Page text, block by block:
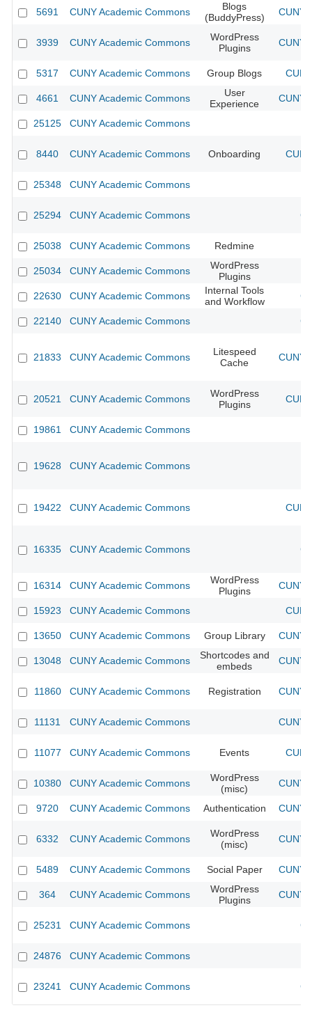
5691 CUNY Academic Commons
Blogs
(BuddyPress)
CUNY
3939 CUNY Academic Commons
WordPress
Plugins
CUNY
5317 CUNY Academic Commons Group Blogs
4661 CUNY Academic Commons
User
Experience
CUNY
25125 CUNY Academic Commons
8440 CUNY Academic Commons Onboarding
25348 CUNY Academic Commons
25294 CUNY Academic Commons
25038 CUNY Academic Commons Redmine
25034 CUNY Academic Commons
WordPress
Plugins
22630
CUNY Academic Commons
Internal Tools
and Workflow
22140 CUNY Academic Commons
21833 CUNY Academic Commons
Litespeed
Cache
CUNY
20521 CUNY Academic Commons
WordPress
Plugins
19861 CUNY Academic Commons
19628 CUNY Academic Commons
19422 CUNY Academic Commons
16335 CUNY Academic Commons
16314 CUNY Academic Commons
WordPress
Plugins
CUNY
15923 CUNY Academic Commons
13650 CUNY Academic Commons Group Library CUNY
13048 CUNY Academic Commons
Shortcodes and
embeds
CUNY
11860 CUNY Academic Commons Registration CUNY
11131 CUNY Academic Commons CUNY
11077 CUNY Academic Commons Events
10380 CUNY Academic Commons
WordPress
(misc)
CUNY
9720 CUNY Academic Commons Authentication CUNY
6332 CUNY Academic Commons
WordPress
(misc)
CUNY
5489 CUNY Academic Commons Social Paper CUNY
364 CUNY Academic Commons
WordPress
Plugins
CUNY
25231 CUNY Academic Commons
24876 CUNY Academic Commons
23241 CUNY Academic Commons